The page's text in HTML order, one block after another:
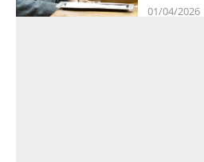
01/04/2026